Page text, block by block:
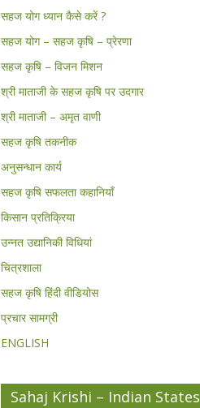
सहज योग ध्यान कैसे करें ?
सहज योग – सहज कृषि – प्रेरणा
सहज कृषि – विजन मिशन
श्री माताजी के सहज कृषि पर उदगार
श्री माताजी – अमृत वाणी
सहज कृषि तकनीक
अनुसन्धान कार्य
सहज कृषि सफलता कहानियाँ
किसान प्रतिक्रिया
उन्नत उद्यानिकी विधियां
चित्रशाला
सहज कृषि हिंदी वीडियोस
प्रचार सामग्री
ENGLISH
Sahaj Krishi – Indian States